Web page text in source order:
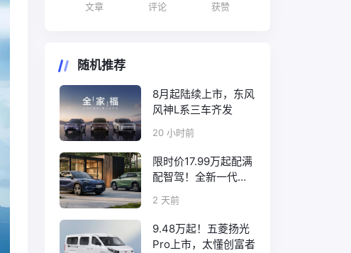
文章 评论 获赞
随机推荐
8月起陆续上市，东风
风神L系三车齐发
20 小时前
限时价17.99万起配满
配智驾！全新一代天
工08正式上市
2 天前
9.48万起！五菱扬光
Pro上市，太懂创富者